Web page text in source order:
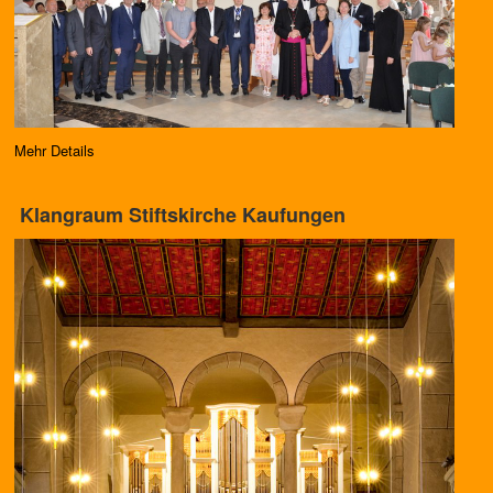
Mehr Details
Klangraum Stiftskirche Kaufungen